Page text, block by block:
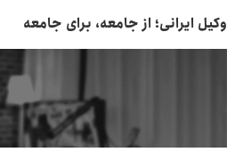
وکیل ایرانی؛ از جامعه، برای جامعه